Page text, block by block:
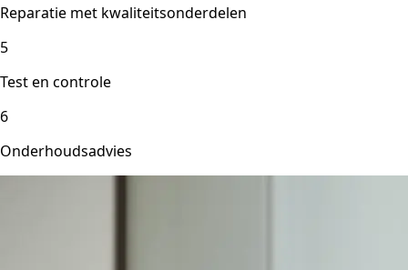
Reparatie met kwaliteitsonderdelen
5
Test en controle
6
Onderhoudsadvies